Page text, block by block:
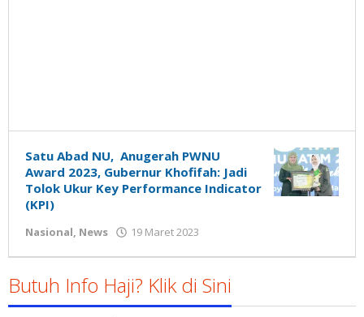
Satu Abad NU, Anugerah PWNU
Award 2023, Gubernur Khofifah: Jadi
Tolok Ukur Key Performance Indicator
(KPI)
Nasional, News 19 Maret 2023
Susanto
Butuh Info Haji? Klik di Sini